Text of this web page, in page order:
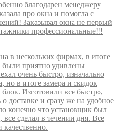
благодарен менеджеру
про окна и помогла с
Заказывал окна не первый
профессиональные!!!
в нескольких фирмах, в итоге
были приятно удивлены
очень быстро, изначально
но в итоге замера и скидок
Изготовили все быстро,
доставке и сразу же на удобное
конечно что установщик был
сделал в течении дня. Все
качественно.